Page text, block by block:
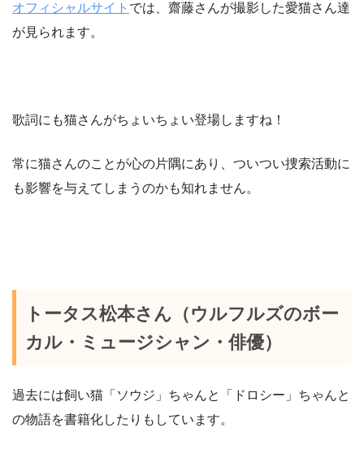
オフィシャルサイト では、齋藤さんが撮影した愛猫さん達
が見られます。
歌詞にも猫さんがちょいちょい登場しますね！
常に猫さんのことが心の片隅にあり、ついつい捜索活動に
も影響を与えてしまうのかも知れません。
トータス松本さん（ウルフルズのボー
カル・ミュージシャン・俳優）
過去には飼い猫「ソウジ」ちゃんと「ドロシー」ちゃんと
の物語を書籍化したりもしています。